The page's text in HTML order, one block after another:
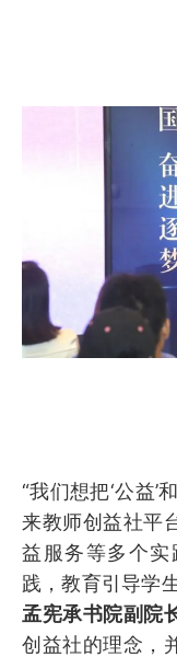
“我们想把‘公益’
来教师创益社平
益服务等多个
践，教育引导学
孟宪承书院副院
创益社的理念，